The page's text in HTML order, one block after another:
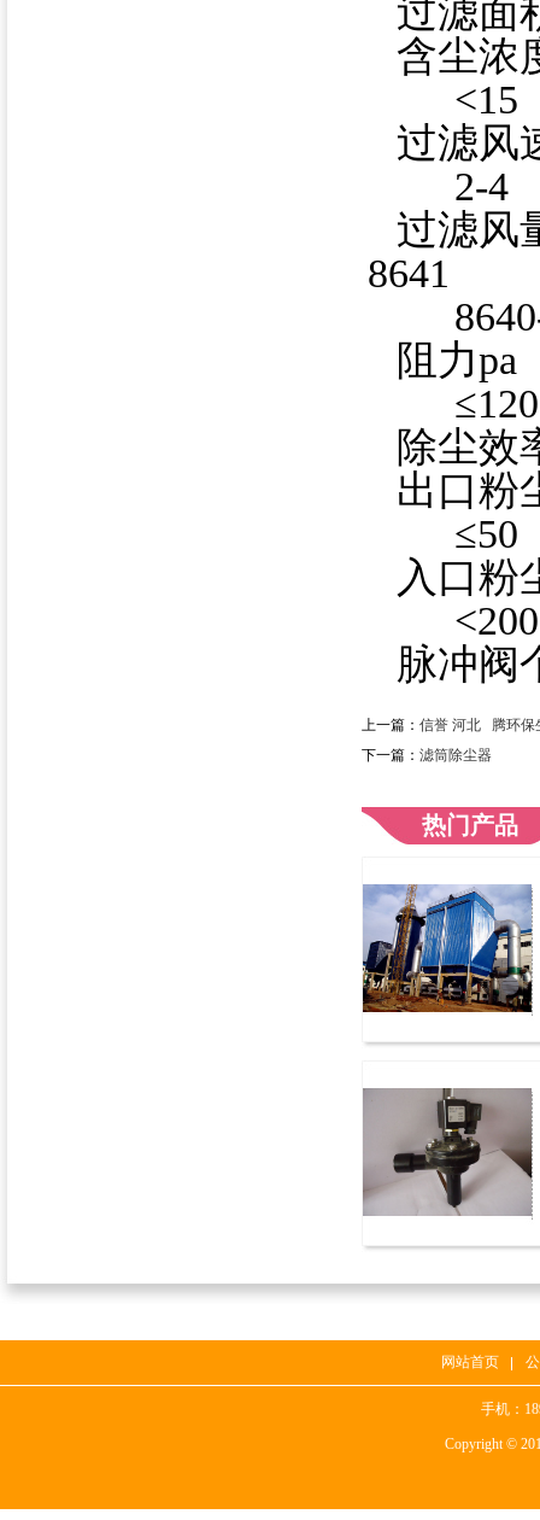
过滤面
含尘浓
<15
过滤风
2-4
过滤风
8641
阻力pa
除尘效
出口粉
≤50
入口粉
<200
脉冲阀
上一篇： 信誉 河北 腾环保
下一篇： 滤筒除尘器
热门产品
网站首页
手机：
Copyright ©